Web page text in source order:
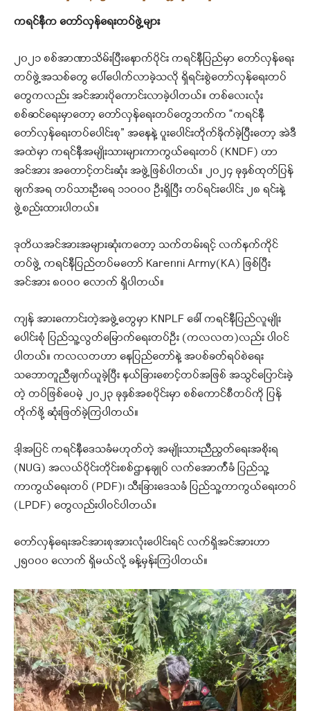
ကရင်နီက တော်လှန်ရေးတပ်ဖွဲ့များ
၂၀၂၁ စစ်အာဏာသိမ်းပြီးနောက်ပိုင်း ကရင်နီပြည်မှာ တော်လှန်ရေး
တပ်ဖွဲ့အသစ်တွေ ပေါ်ပေါက်လာခဲ့သလို ရှိရင်းစွဲတော်လှန်ရေးတပ်
တွေကလည်း အင်အားပိုကောင်းလာခဲ့ပါတယ်။ တစ်လေးလုံး
စစ်ဆင်ရေးမှာတော့ တော်လှန်ရေးတပ်တွေဘက်က “ကရင်နီ
တော်လှန်ရေးတပ်ပေါင်းစု” အနေနဲ့ ပူးပေါင်းတိုက်ခိုက်ခဲ့ပြီးတော့ အဲဒီ
အထဲမှာ ကရင်နီအမျိုးသားများကာကွယ်ရေးတပ် (KNDF) ဟာ
အင်အား အတောင့်တင်းဆုံး အဖွဲ့ဖြစ်ပါတယ်။ ၂၀၂၄ ခုနှစ်ထုတ်ပြန်
ချက်အရ တပ်သားဦးရေ ၁၁၀၀၀ ဦးရှိပြီး တပ်ရင်းပေါင်း ၂၈ ရင်းနဲ့
ဖွဲ့စည်းထားပါတယ်။
ဒုတိယအင်အားအများဆုံးကတော့ သက်တမ်းရင့် လက်နက်ကိုင်
တပ်ဖွဲ့ ကရင်နီပြည်တပ်မတော် Karenni Army(KA) ဖြစ်ပြီး
အင်အား ၈၀၀၀ လောက် ရှိပါတယ်။
ကျန် အားကောင်းတဲ့အဖွဲ့တွေမှာ KNPLF ခေါ် ကရင်နီပြည်လူမျိုး
ပေါင်းစုံ ပြည်သူ့လွတ်မြောက်ရေးတပ်ဦး (ကလလတ)လည်း ပါဝင်
ပါတယ်။ ကလလတဟာ နေပြည်တော်နဲ့ အပစ်ခတ်ရပ်စဲရေး
သဘောတူညီချက်ယူခဲ့ပြီး နယ်ခြားစောင့်တပ်အဖြစ် အသွင်ပြောင်းခဲ့
တဲ့ တပ်ဖြစ်ပေမဲ့ ၂၀၂၃ ခုနှစ်အစပိုင်းမှာ စစ်ကောင်စီတပ်ကို ပြန်
တိုက်ဖို့ ဆုံးဖြတ်ခဲ့ကြပါတယ်။
ဒါ့အပြင် ကရင်နီဒေသခံမဟုတ်တဲ့ အမျိုးသားညီညွတ်ရေးအစိုးရ
(NUG) အလယ်ပိုင်းတိုင်းစစ်ဌာနချုပ် လက်အောက်ံခံ ပြည်သူ့
ကာကွယ်ရေးတပ် (PDF)၊ သီးခြားဒေသခံ ပြည်သူ့ကာကွယ်ရေးတပ်
(LPDF) တွေလည်းပါဝင်ပါတယ်။
တော်လှန်ရေးအင်အားစုအားလုံးပေါင်းရင် လက်ရှိအင်အားဟာ
၂၅၀၀၀ လောက် ရှိမယ်လို့ ခန့်မှန်းကြပါတယ်။